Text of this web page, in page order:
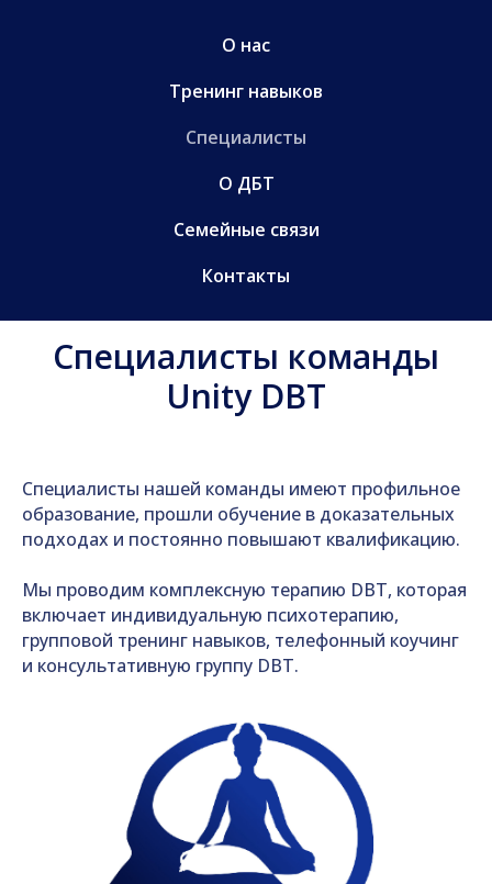
О нас
Тренинг навыков
Специалисты
О ДБТ
Семейные связи
Контакты
Специалисты команды
Unity DBT
Специалисты нашей команды имеют профильное
образование, прошли обучение в доказательных
подходах и постоянно повышают квалификацию.
Мы проводим комплексную терапию DBT, которая
включает индивидуальную психотерапию,
групповой тренинг навыков, телефонный коучинг
и консультативную группу DBT.